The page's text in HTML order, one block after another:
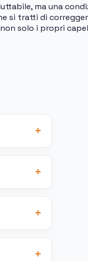
ma una
si tratti di
solo i propri
+
+
+
+